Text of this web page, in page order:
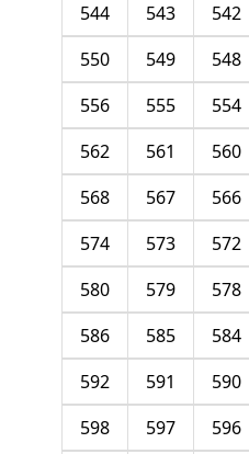
542
543
544
548
549
550
554
555
556
560
561
562
566
567
568
572
573
574
578
579
580
584
585
586
590
591
592
596
597
598